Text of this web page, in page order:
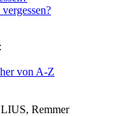
von A-Z
Remmer